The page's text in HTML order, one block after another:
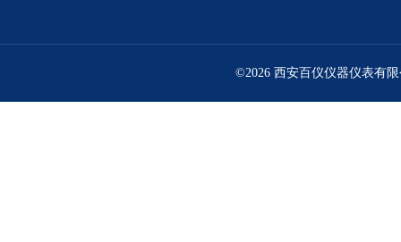
©2026 西安百仪仪器仪表有